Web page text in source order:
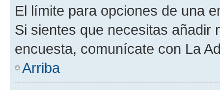
El límite para opciones de una
Si sientes que necesitas añadir
encuesta, comunícate con La
Arriba